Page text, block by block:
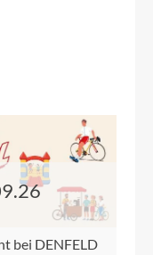
bei DENFELD